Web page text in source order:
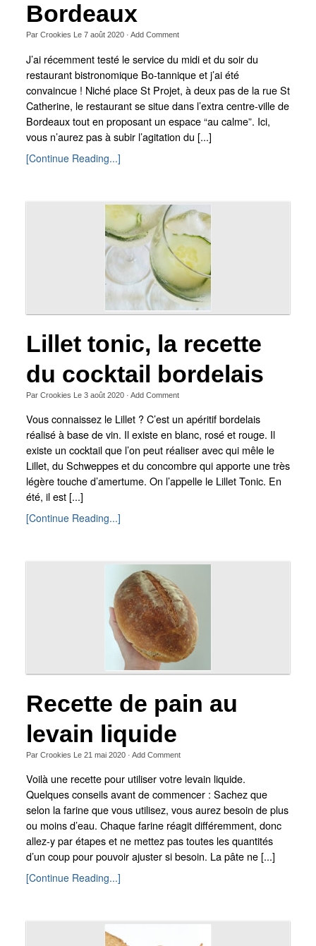
Bordeaux
Par Crookies Le 7 août 2020· Add Comment
J’ai récemment testé le service du midi et du soir du
restaurant bistronomique Bo-tannique et j’ai été
convaincue ! Niché place St Projet, à deux pas de la rue St
Catherine, le restaurant se situe dans l’extra centre-ville de
Bordeaux tout en proposant un espace “au calme”. Ici,
vous n’aurez pas à subir l’agitation du [...]
[Continue Reading...]
Lillet tonic, la recette
du cocktail bordelais
Par Crookies Le 3 août 2020· Add Comment
Vous connaissez le Lillet ? C’est un apéritif bordelais
réalisé à base de vin. Il existe en blanc, rosé et rouge. Il
existe un cocktail que l’on peut réaliser avec qui mêle le
Lillet, du Schweppes et du concombre qui apporte une très
légère touche d’amertume. On l’appelle le Lillet Tonic. En
été, il est [...]
[Continue Reading...]
Recette de pain au
levain liquide
Par Crookies Le 21 mai 2020· Add Comment
Voilà une recette pour utiliser votre levain liquide.
Quelques conseils avant de commencer : Sachez que
selon la farine que vous utilisez, vous aurez besoin de plus
ou moins d’eau. Chaque farine réagit différemment, donc
allez-y par étapes et ne mettez pas toutes les quantités
d’un coup pour pouvoir ajuster si besoin. La pâte ne [...]
[Continue Reading...]